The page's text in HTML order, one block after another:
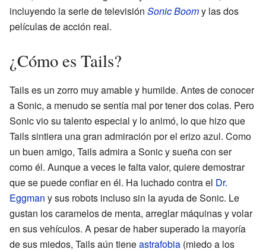
incluyendo la serie de televisión Sonic Boomy las dos
películas de acción real.
¿Cómo es Tails?
Tails es un zorro muy amable y humilde. Antes de conocer
a Sonic, a menudo se sentía mal por tener dos colas. Pero
Sonic vio su talento especial y lo animó, lo que hizo que
Tails sintiera una gran admiración por el erizo azul. Como
un buen amigo, Tails admira a Sonic y sueña con ser
como él. Aunque a veces le falta valor, quiere demostrar
que se puede confiar en él. Ha luchado contra el Dr.
Eggman y sus robots incluso sin la ayuda de Sonic. Le
gustan los caramelos de menta, arreglar máquinas y volar
en sus vehículos. A pesar de haber superado la mayoría
de sus miedos, Tails aún tieneastrafobia (miedo a los